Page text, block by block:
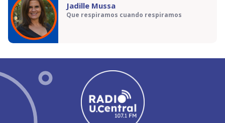
Jadille Mussa
Que respiramos cuando respiramos